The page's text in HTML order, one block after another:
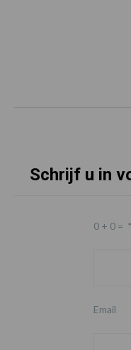
Schrijf u in
0 + 0 = *
Email